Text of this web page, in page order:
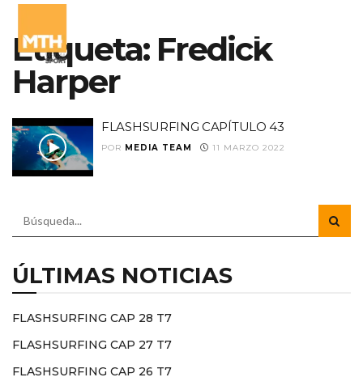
Etiqueta: Fredick
Harper
FLASHSURFING CAPÍTULO 43
POR MEDIA TEAM 11 MARZO 2022
ÚLTIMAS NOTICIAS
FLASHSURFING CAP 28 T7
FLASHSURFING CAP 27 T7
FLASHSURFING CAP 26 T7